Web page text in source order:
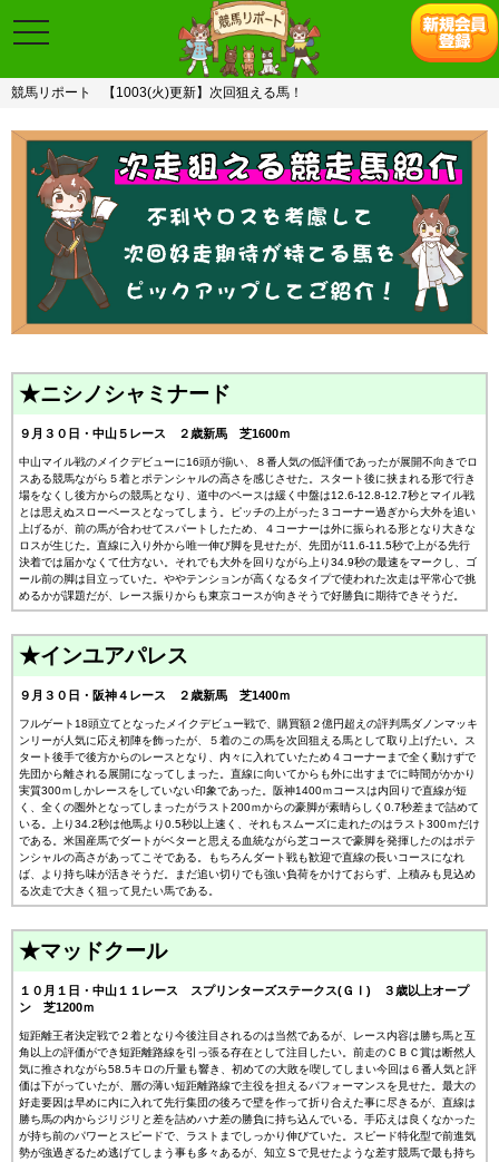
toggle
navigation
競馬リポート 【1003(火)更新】次回狙える馬！
★ニシノシャミナード
９月３０日・中山５レース ２歳新馬 芝1600ｍ
中山マイル戦のメイクデビューに16頭が揃い、８番人気の低評価であったが展開不向きでロ
スある競馬ながら５着とポテンシャルの高さを感じさせた。スタート後に挟まれる形で行き
場をなくし後方からの競馬となり、道中のペースは緩く中盤は12.6-12.8-12.7秒とマイル戦
とは思えぬスローペースとなってしまう。ピッチの上がった３コーナー過ぎから大外を追い
上げるが、前の馬が合わせてスパートしたため、４コーナーは外に振られる形となり大きな
ロスが生じた。直線に入り外から唯一伸び脚を見せたが、先団が11.6-11.5秒で上がる先行
決着では届かなくて仕方ない。それでも大外を回りながら上り34.9秒の最速をマークし、ゴ
ール前の脚は目立っていた。ややテンションが高くなるタイプで使われた次走は平常心で挑
めるかが課題だが、レース振りからも東京コースが向きそうで好勝負に期待できそうだ。
★インユアパレス
９月３０日・阪神４レース ２歳新馬 芝1400ｍ
フルゲート18頭立てとなったメイクデビュー戦で、購買額２億円超えの評判馬ダノンマッキ
ンリーが人気に応え初陣を飾ったが、５着のこの馬を次回狙える馬として取り上げたい。ス
タート後手で後方からのレースとなり、内々に入れていたため４コーナーまで全く動けずで
先団から離される展開になってしまった。直線に向いてからも外に出すまでに時間がかかり
実質300ｍしかレースをしていない印象であった。阪神1400ｍコースは内回りで直線が短
く、全くの圏外となってしまったがラスト200ｍからの豪脚が素晴らしく0.7秒差まで詰めて
いる。上り34.2秒は他馬より0.5秒以上速く、それもスムーズに走れたのはラスト300ｍだけ
である。米国産馬でダートがベターと思える血統ながら芝コースで豪脚を発揮したのはポテ
ンシャルの高さがあってこそである。もちろんダート戦も歓迎で直線の長いコースになれ
ば、より持ち味が活きそうだ。まだ追い切りでも強い負荷をかけておらず、上積みも見込め
る次走で大きく狙って見たい馬である。
★マッドクール
１０月１日・中山１１レース スプリンターズステークス(ＧⅠ) ３歳以上オープ
ン 芝1200ｍ
短距離王者決定戦で２着となり今後注目されるのは当然であるが、レース内容は勝ち馬と互
角以上の評価ができ短距離路線を引っ張る存在として注目したい。前走のＣＢＣ賞は断然人
気に推されながら58.5キロの斤量も響き、初めての大敗を喫してしまい今回は６番人気と評
価は下がっていたが、層の薄い短距離路線で主役を担えるパフォーマンスを見せた。最大の
好走要因は早めに内に入れて先行集団の後ろで壁を作って折り合えた事に尽きるが、直線は
勝ち馬の内からジリジリと差を詰めハナ差の勝負に持ち込んでいる。手応えは良くなかった
が持ち前のパワーとスピードで、ラストまでしっかり伸びていた。スピード特化型で前進気
勢が強過ぎるため逃げてしまう事も多々あるが、知立Ｓで見せたような差す競馬で最も持ち